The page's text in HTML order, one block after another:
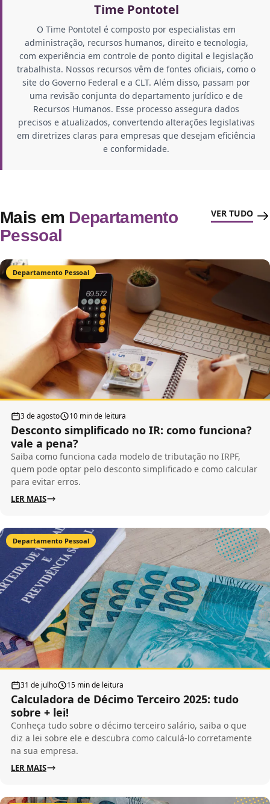
Time Pontotel
O Time Pontotel é composto por especialistas em
administração, recursos humanos, direito e tecnologia,
com experiência em controle de ponto digital e legislação
trabalhista. Nossos recursos vêm de fontes oficiais, como o
site do Governo Federal e a CLT. Além disso, passam por
uma revisão conjunta do departamento jurídico e de
Recursos Humanos. Esse processo assegura dados
precisos e atualizados, convertendo alterações legislativas
em diretrizes claras para empresas que desejam eficiência
e conformidade.
Mais em Departamento
Pessoal
VER TUDO
Departamento Pessoal
3 de agosto 10 min de leitura
Desconto simplificado no IR: como funciona?
vale a pena?
Saiba como funciona cada modelo de tributação no IRPF,
quem pode optar pelo desconto simplificado e como calcular
para evitar erros.
LER MAIS
Departamento Pessoal
31 de julho 15 min de leitura
Calculadora de Décimo Terceiro 2025: tudo
sobre + lei!
Conheça tudo sobre o décimo terceiro salário, saiba o que
diz a lei sobre ele e descubra como calculá-lo corretamente
na sua empresa.
LER MAIS